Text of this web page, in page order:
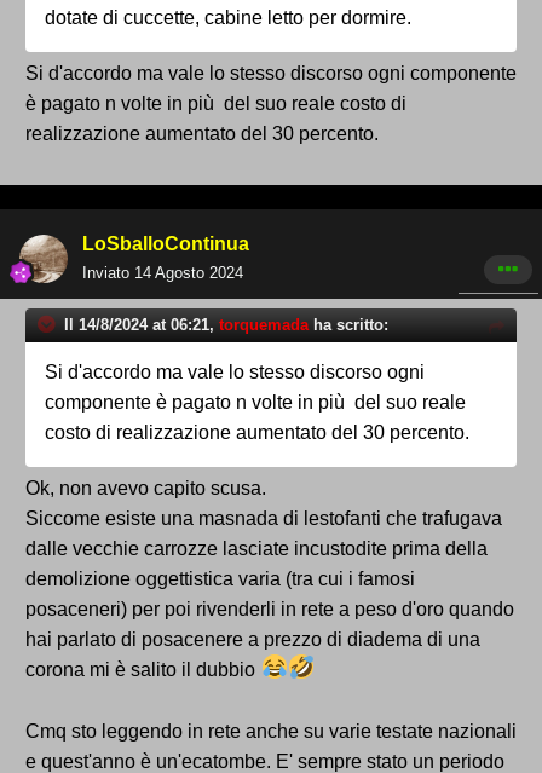
dotate di cuccette, cabine letto per dormire.
Si d'accordo ma vale lo stesso discorso ogni componente
è pagato n volte in più del suo reale costo di
realizzazione aumentato del 30 percento.
LoSballoContinua
Inviato 14 Agosto 2024
Il 14/8/2024 at 06:21, torquemadaha scritto:
Si d'accordo ma vale lo stesso discorso ogni
componente è pagato n volte in più del suo reale
costo di realizzazione aumentato del 30 percento.
Ok, non avevo capito scusa.
Siccome esiste una masnada di lestofanti che trafugava
dalle vecchie carrozze lasciate incustodite prima della
demolizione oggettistica varia (tra cui i famosi
posaceneri) per poi rivenderli in rete a peso d'oro quando
hai parlato di posacenere a prezzo di diadema di una
corona mi è salito il dubbio
Cmq sto leggendo in rete anche su varie testate nazionali
e quest'anno è un'ecatombe. E' sempre stato un periodo